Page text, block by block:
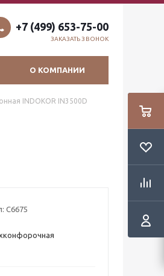
+7 (499) 653-75-00
ЗАКАЗАТЬ ЗВОНОК
О КОМПАНИИ
INDOKOR IN3500D
C6675